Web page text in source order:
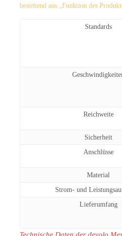
bestehend aus „Funktion des
Standards
Reichweite
Sicherheit
Anschlüsse
Material
Strom- und
Lieferumfang